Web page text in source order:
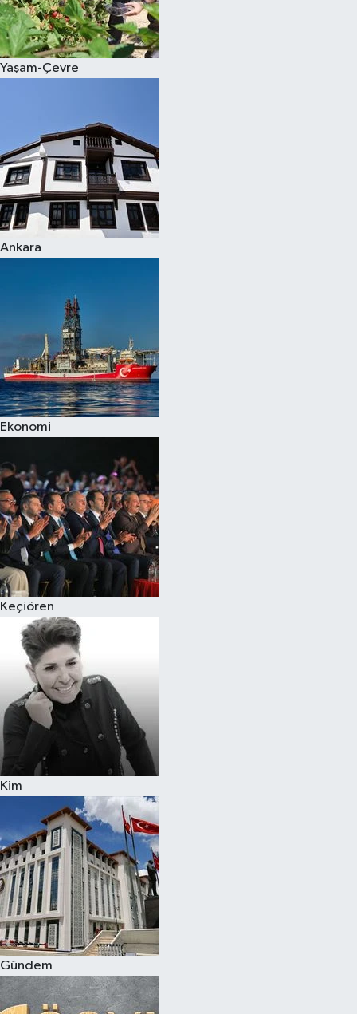
Yaşam-Çevre
Ankara
Ekonomi
Keçiören
Kim
Gündem
Spor
Burç Yorumları
Eğitim
Hava Durumu
Kadın
Kültür Sanat
Sağlık
Siyaset
Teknoloji
Televizyon
Yaşam-Çevre